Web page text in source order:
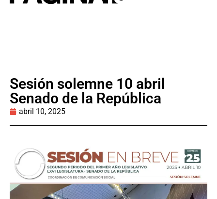
Sesión solemne 10 abril
Senado de la República
abril 10, 2025